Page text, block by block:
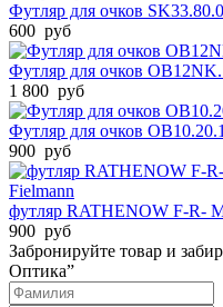
Футляр для очков
600 руб
Футляр для очков
1 800 руб
Футляр для очков
900 руб
Fielmann
футляр RATHENOW F-R-
900 руб
Забронируйте товар и
Оптика”